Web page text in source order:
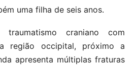
uma filha de seis anos.
craniano com
região occipital, próximo a
apresenta múltiplas fraturas